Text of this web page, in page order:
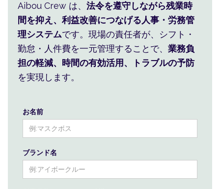
め、現場の判断を楽にします。
Aibou Crew は、 法令を遵守しながら残業時
間を抑え、利益改善につなげる人事・労務管
理システムです。現場の責任者が、シフト・
勤怠・人件費を一元管理することで、 業務負
担の軽減、時間の有効活用、トラブルの予防
を実現します。
お名前
ブランド名